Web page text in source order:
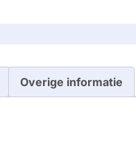
Overige informatie